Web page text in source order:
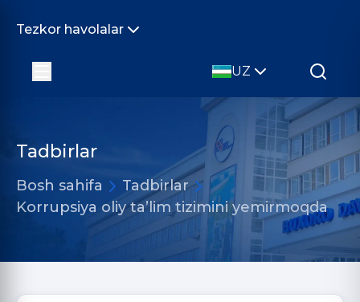
Tezkor havolalar
UZ
Tadbirlar
Bosh sahifa
Tadbirlar
Korrupsiya oliy ta’lim tizimini yemirmoqda